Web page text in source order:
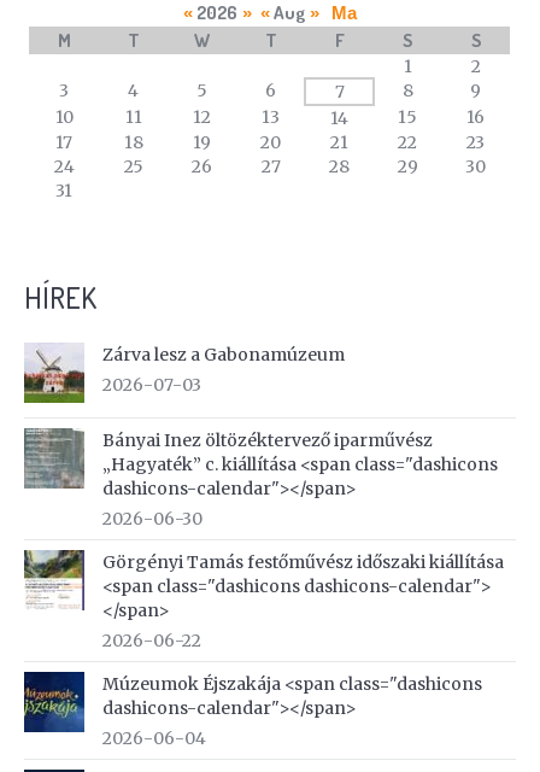
calendar
events
« 2026 » « Aug » Ma
M T W T F S S
1
2
3
4 5 6 7 8
9
10
11 12 13 14 15
16
17
18 19 20 21 22
23
24
25 26 27 28 29
30
31
HÍREK
Zárva lesz a Gabonamúzeum
2026-07-03
Bányai Inez öltözéktervező iparművész
„Hagyaték” c. kiállítása <span class="dashicons
dashicons-calendar"></span>
2026-06-30
Görgényi Tamás festőművész időszaki kiállítása
<span class="dashicons dashicons-calendar">
</span>
2026-06-22
Múzeumok Éjszakája <span class="dashicons
dashicons-calendar"></span>
2026-06-04